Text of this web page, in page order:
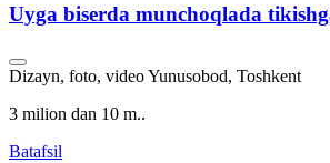
Uyga biserda munchoqlada
Dizayn, foto, videoYunusobod, Toshkent
3 milion dan 10 m..
Batafsil